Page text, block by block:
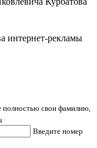
интернет-рекламы
полностью свои фамилию,
Введите номер